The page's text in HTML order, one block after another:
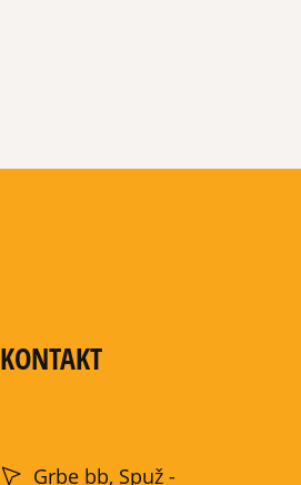
KONTAKT
Grbe bb, Spuž -